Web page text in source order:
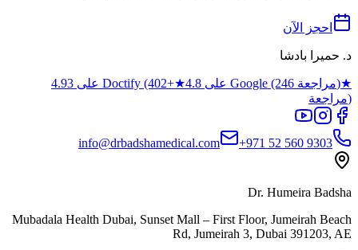
احجز الآن
د. حميرا بادشا
★4.8 على Google (246 مراجعة) ★
4.93 على Doctify (402+
مراجعة)
+971 52 560 9303
info@drbadshamedical.com
Dr. Humeira Badsha
Mubadala Health Dubai, Sunset Mall – First Floor, Jumeirah Beach
Rd, Jumeirah 3, Dubai 391203, AE